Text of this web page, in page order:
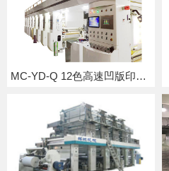
MC-YD-Q 12色高速凹版印刷机